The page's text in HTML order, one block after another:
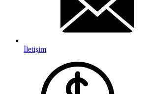
İletişim